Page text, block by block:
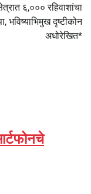
६,००० रहिवाशांचा
भविष्याभिमुख दृष्टीकोन
अधोरेखित*